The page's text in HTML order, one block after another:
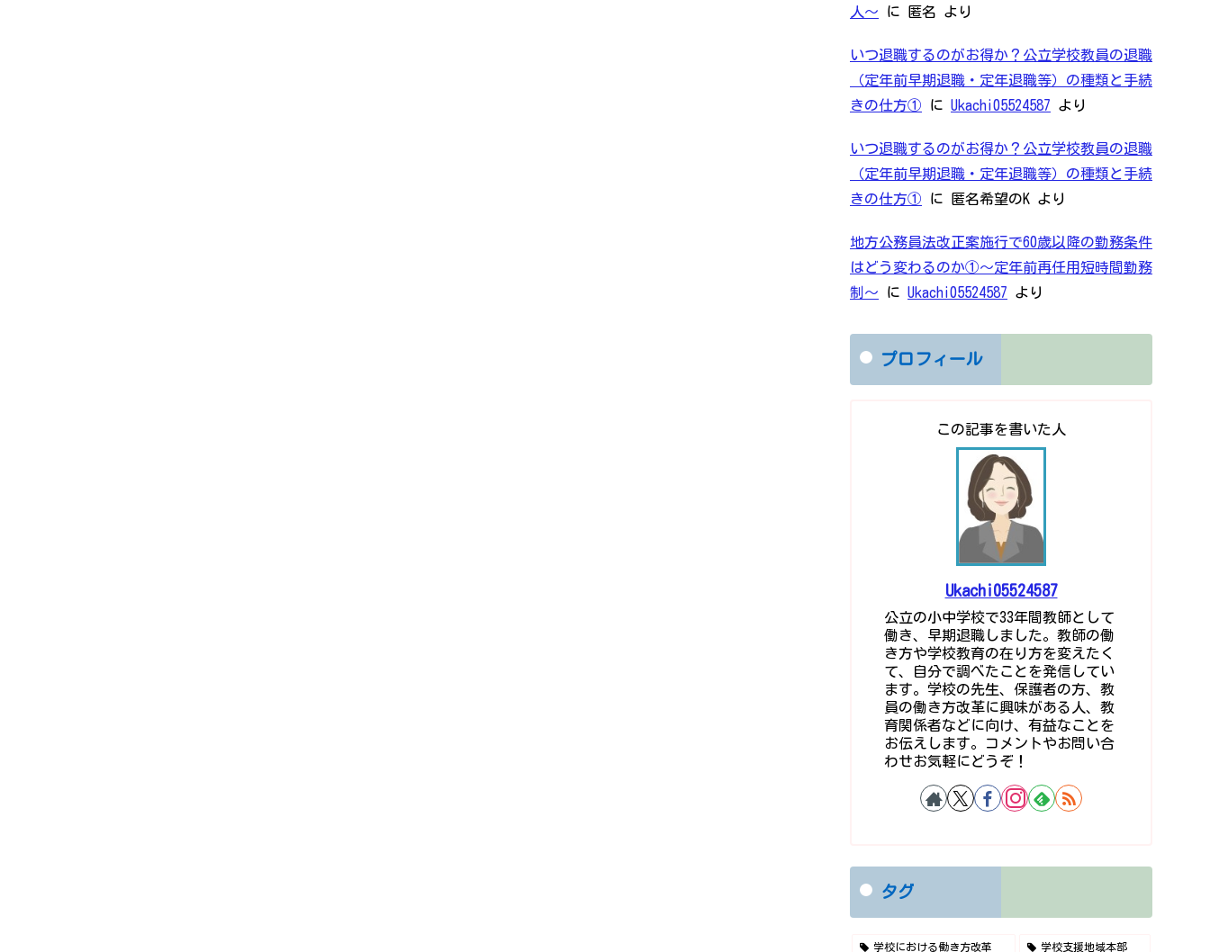
人～ に 匿名 より
いつ退職するのがお得か？公立学校教員の退職
（定年前早期退職・定年退職等）の種類と手続
きの仕方① に Ukachi05524587 より
いつ退職するのがお得か？公立学校教員の退職
（定年前早期退職・定年退職等）の種類と手続
きの仕方① に 匿名希望のK より
地方公務員法改正案施行で60歳以降の勤務条件
はどう変わるのか①～定年前再任用短時間勤務
制～ に Ukachi05524587 より
プロフィール
この記事を書いた人
Ukachi05524587
公立の小中学校で33年間教師として
働き、早期退職しました。教師の働
き方や学校教育の在り方を変えたく
て、自分で調べたことを発信してい
ます。学校の先生、保護者の方、教
員の働き方改革に興味がある人、教
育関係者などに向け、有益なことを
お伝えします。コメントやお問い合
わせお気軽にどうぞ！
タグ
学校における働き方改革 学校支援地域本部